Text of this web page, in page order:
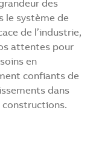
des
le système de
de l’industrie,
attentes pour
en
confiants de
dans
constructions.